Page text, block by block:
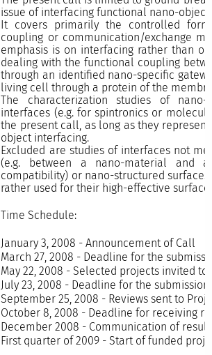
issue of interfacing functional nano-
It covers primarily the controlled
coupling or communication/exchange
emphasis is on interfacing rather than
dealing with the functional coupling
through an identified nano-specific
living cell through a protein of the
The characterization studies of
interfaces (e.g. for spintronics or
the present call, as long as they
object interfacing.
Excluded are studies of interfaces not
(e.g. between a nano-material and
compatibility) or nano-structured
rather used for their high-effective
Time Schedule:
January 3, 2008 -Announcement of Call
March 27, 2008 - Deadline for the
May 22, 2008 -Selected projects invited to
July 23, 2008 - Deadline for the
September 25, 2008 - Reviews sent to
October 8, 2008 - Deadline for receiving
December 2008 - Communication of
First quarter of 2009 -Start of funded